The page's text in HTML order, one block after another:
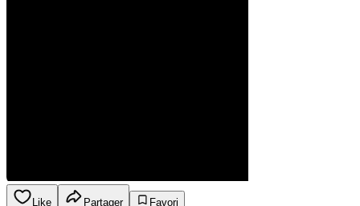
Like Partager
Favori